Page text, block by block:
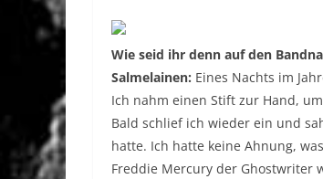
Wie seid ihr denn auf den
Salmelainen: Eines Nachts im
Ich nahm einen Stift zur Hand,
Bald schlief ich wieder ein und
hatte. Ich hatte keine Ahnung,
Freddie Mercury der Ghostwriter